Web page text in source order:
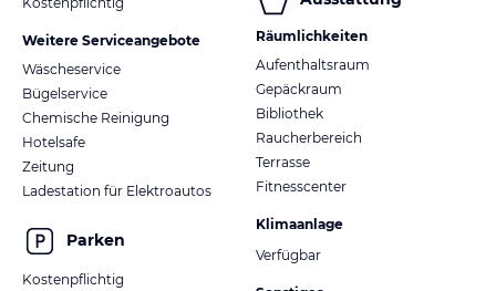
Weitere Serviceangebote
Wäscheservice
Bügelservice
Chemische Reinigung
Hotelsafe
Zeitung
Ladestation für Elektroautos
Parken
Kostenpflichtig
Räumlichkeiten
Aufenthaltsraum
Gepäckraum
Bibliothek
Raucherbereich
Terrasse
Fitnesscenter
Klimaanlage
Verfügbar